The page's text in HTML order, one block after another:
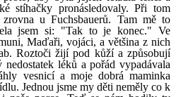
stíhačky pronásledovaly. Při tom
u Fuchsbauerů. Tam mě to
jsem si: "Tak to je konec." Ve
Maďaři, vojáci, a většina z nich
Roztoči žijí pod kůží a způsobují
léků a pořád vypadávala
vesnicí a moje dobrá maminka
Jednou jsme my děti neměly co k